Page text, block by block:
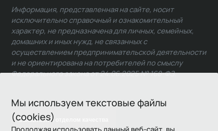
Мы используем текстовые файлы
(cookies)
Продолжая использовать данный веб-сайт, вы
Связаться с отделом качества
Информация, представленная на сайте, носит
исключительно справочный и ознакомительный
характер, не предназначена для личных, семейных,
домашних и иных нужд, не связанных с
осуществлением предпринимательской деятельности
и не ориентирована на потребителей по смыслу
Федерального закона от 24.06.2025 № 168-ФЗ.